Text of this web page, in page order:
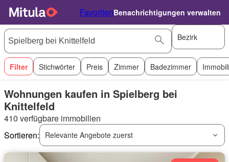
FavoritenBenachrichtigungen verwalten
Bezirk
Filter Stichwörter Preis Zimmer Badezimmer
Wohnungen kaufen in Spielberg bei
Knittelfeld
410 verfügbare immobilien
Sortieren:
Relevante Angebote zuerst